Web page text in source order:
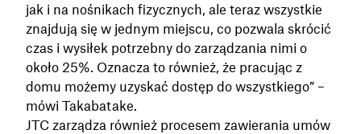
jak i na nośnikach fizycznych, ale teraz wszystkie
znajdują się w jednym miejscu, co pozwala skrócić
czas i wysiłek potrzebny do zarządzania nimi o
około 25%. Oznacza to również, że pracując z
domu możemy uzyskać dostęp do wszystkiego” –
mówi Takabatake.
JTC zarządza również procesem zawierania umów